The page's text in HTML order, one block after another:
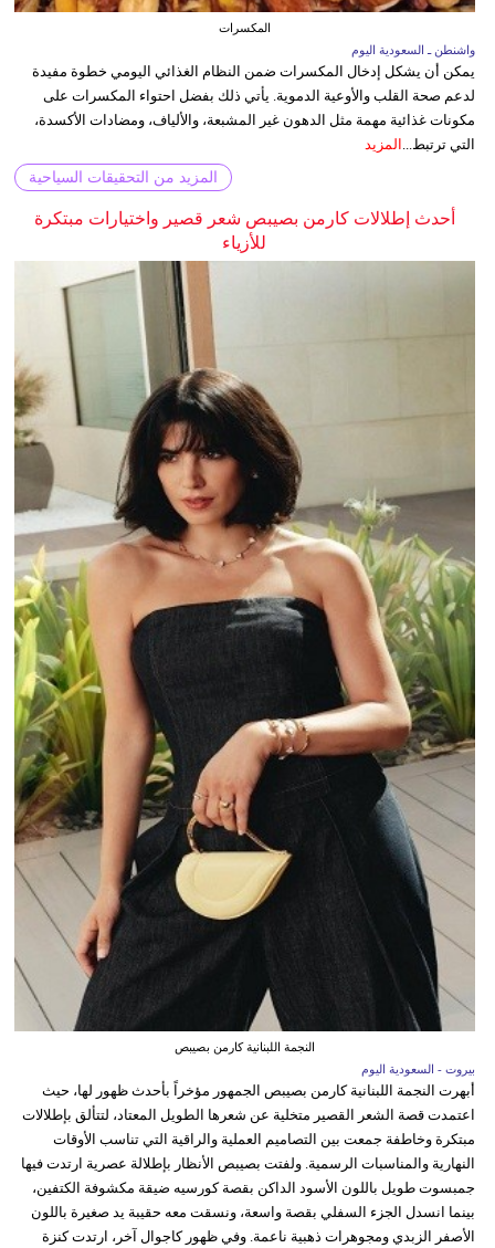
المكسرات
واشنطن ـ السعودية اليوم
يمكن أن يشكل إدخال المكسرات ضمن النظام الغذائي اليومي خطوة مفيدة
لدعم صحة القلب والأوعية الدموية. يأتي ذلك بفضل احتواء المكسرات على
مكونات غذائية مهمة مثل الدهون غير المشبعة، والألياف، ومضادات الأكسدة،
التي ترتبط... المزيد
المزيد من التحقيقات السياحية
أحدث إطلالات كارمن بصيبص شعر قصير واختيارات مبتكرة
للأزياء
النجمة اللبنانية كارمن بصيبص
بيروت - السعودية اليوم
أبهرت النجمة اللبنانية كارمن بصيبص الجمهور مؤخراً بأحدث ظهور لها، حيث
اعتمدت قصة الشعر القصير متخلية عن شعرها الطويل المعتاد، لتتألق بإطلالات
مبتكرة وخاطفة جمعت بين التصاميم العملية والراقية التي تناسب الأوقات
النهارية والمناسبات الرسمية. ولفتت بصيبص الأنظار بإطلالة عصرية ارتدت فيها
جمبسوت طويل باللون الأسود الداكن بقصة كورسيه ضيقة مكشوفة الكتفين،
بينما انسدل الجزء السفلي بقصة واسعة، ونسقت معه حقيبة يد صغيرة باللون
الأصفر الزبدي ومجوهرات ذهبية ناعمة. وفي ظهور كاجوال آخر، ارتدت كنزة